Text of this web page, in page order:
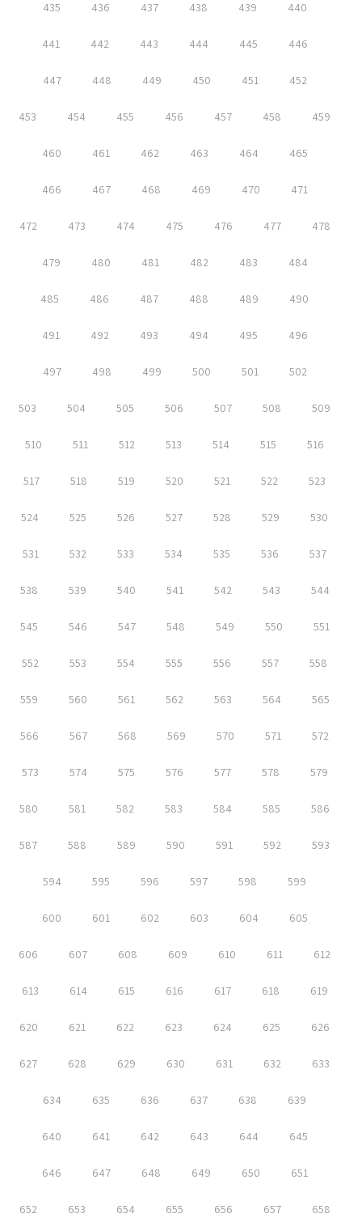
435 436 437 438 439 440
441 442 443 444 445 446
447 448 449 450 451 452
453 454 455 456 457 458 459
460 461 462 463 464 465
466 467 468 469 470 471
472 473 474 475 476 477 478
479 480 481 482 483 484
485 486 487 488 489 490
491 492 493 494 495 496
497 498 499 500 501 502
503 504 505 506 507 508 509
510 511 512 513 514 515 516
517 518 519 520 521 522 523
524 525 526 527 528 529 530
531 532 533 534 535 536 537
538 539 540 541 542 543 544
545 546 547 548 549 550 551
552 553 554 555 556 557 558
559 560 561 562 563 564 565
566 567 568 569 570 571 572
573 574 575 576 577 578 579
580 581 582 583 584 585 586
587 588 589 590 591 592 593
594 595 596 597 598 599
600 601 602 603 604 605
606 607 608 609 610 611 612
613 614 615 616 617 618 619
620 621 622 623 624 625 626
627 628 629 630 631 632 633
634 635 636 637 638 639
640 641 642 643 644 645
646 647 648 649 650 651
652 653 654 655 656 657 658